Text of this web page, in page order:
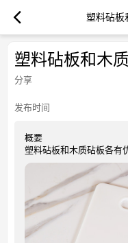
塑料砧板
塑料砧板和木
分享
发布时间
概要
塑料砧板和木质砧板各有